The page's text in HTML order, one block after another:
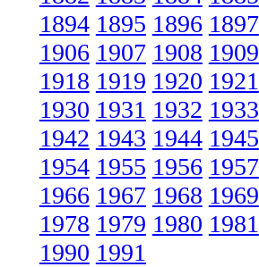
1894 1895 1896 1897
1906 1907 1908 1909
1918 1919 1920 1921
1930 1931 1932 1933
1942 1943 1944 1945
1954 1955 1956 1957
1966 1967 1968 1969
1978 1979 1980 1981
1990 1991